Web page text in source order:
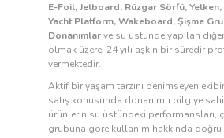
E-Foil, Jetboard, Rüzgar Sörfü,
Yacht Platform, Wakeboard, Şişme
Donanımlarve su üstünde yapılan
olmak üzere, 24 yılı aşkın bir süredir
vermektedir.
Aktif bir yaşam tarzını benimseyen
satış konusunda donanımlı bilgiye
ürünlerin su üstündeki performansları,
grubuna göre kullanım hakkında